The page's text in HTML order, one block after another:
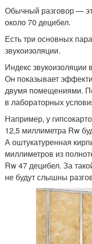
Обычный разговор —
около 70 децибел.
Есть три основных
звукоизоляции.
Индекс
Он показывает
двумя помещениями.
в лабораторных
Например, у
12,5 миллиметра Rw
А оштукатуренная
миллиметров из
Rw 47 децибел. За
не будут слышны